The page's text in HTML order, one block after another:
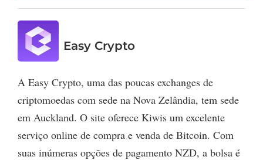
Easy Crypto
A Easy Crypto, uma das poucas exchanges de
criptomoedas com sede na Nova Zelândia, tem sede
em Auckland. O site oferece Kiwis um excelente
serviço online de compra e venda de Bitcoin. Com
suas inúmeras opções de pagamento NZD, a bolsa é